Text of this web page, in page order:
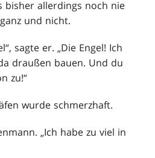
bisher allerdings noch nie
und nicht.
sagte er. „Die Engel! Ich
draußen bauen. Und du
zu!“
wurde schmerzhaft.
„Ich habe zu viel in